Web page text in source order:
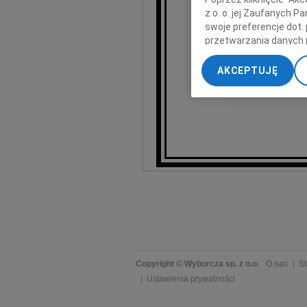
Copyright © Wyborcza sp. z o.o. O nas
Ustawienia prywatności
z o. o. jej Zaufanych
swoje preferencje dot.
przetwarzania danych
„Ustawienia
My, nasi Zaufani
dokładnych danych
Przechowywanie
treści, badnie
AKCEPTUJĘ